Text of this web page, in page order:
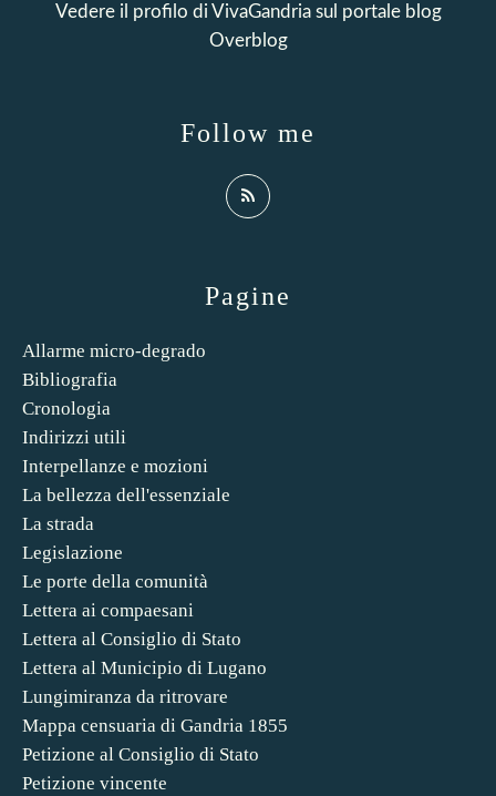
Pagine
Allarme micro-degrado
Bibliografia
Cronologia
Indirizzi utili
Interpellanze e mozioni
La bellezza dell'essenziale
La strada
Legislazione
Le porte della comunità
Lettera ai compaesani
Lettera al Consiglio di Stato
Lettera al Municipio di Lugano
Lungimiranza da ritrovare
Mappa censuaria di Gandria 1855
Petizione al Consiglio di Stato
Petizione vincente
Vedere il profilo di VivaGandriasul portale blog
Overblog
Follow me